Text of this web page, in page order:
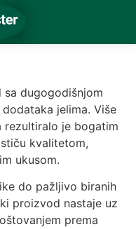
dugogodišnjom
jelima. Više
rezultiralo je bogatim
kvalitetom,
ukusom.
do pažljivo biranih
proizvod nastaje uz
prema